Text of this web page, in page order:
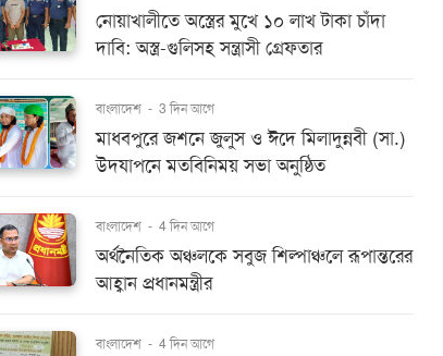
নোয়াখালীতে অস্ত্রের মুখে ১০ লাখ টাকা চাঁদা
দাবি: অস্ত্র-গুলিসহ সন্ত্রাসী গ্রেফতার
বাংলাদেশ - 3 দিন আগে
মাধবপুরে জশনে জুলুস ও ঈদে মিলাদুন্নবী (সা.)
উদযাপনে মতবিনিময় সভা অনুষ্ঠিত
বাংলাদেশ - 4 দিন আগে
অর্থনৈতিক অঞ্চলকে সবুজ শিল্পাঞ্চলে রূপান্তরের
আহ্বান প্রধানমন্ত্রীর
বাংলাদেশ - 4 দিন আগে